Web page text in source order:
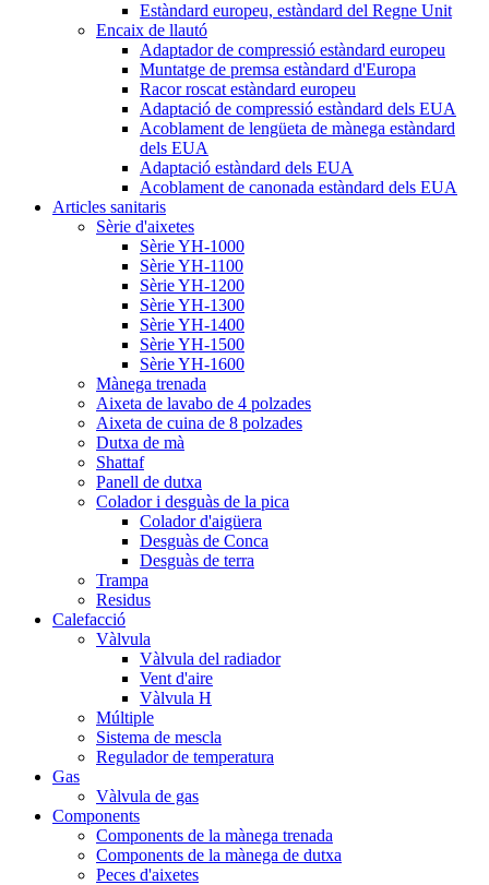
Estàndard europeu, estàndard del Regne Unit
Encaix de llautó
Adaptador de compressió estàndard europeu
Muntatge de premsa estàndard d'Europa
Racor roscat estàndard europeu
Adaptació de compressió estàndard dels EUA
Acoblament de lengüeta de mànega estàndard
dels EUA
Adaptació estàndard dels EUA
Acoblament de canonada estàndard dels EUA
Articles sanitaris
Sèrie d'aixetes
Sèrie YH-1000
Sèrie YH-1100
Sèrie YH-1200
Sèrie YH-1300
Sèrie YH-1400
Sèrie YH-1500
Sèrie YH-1600
Mànega trenada
Aixeta de lavabo de 4 polzades
Aixeta de cuina de 8 polzades
Dutxa de mà
Shattaf
Panell de dutxa
Colador i desguàs de la pica
Colador d'aigüera
Desguàs de Conca
Desguàs de terra
Trampa
Residus
Calefacció
Vàlvula
Vàlvula del radiador
Vent d'aire
Vàlvula H
Múltiple
Sistema de mescla
Regulador de temperatura
Gas
Vàlvula de gas
Components
Components de la mànega trenada
Components de la mànega de dutxa
Peces d'aixetes